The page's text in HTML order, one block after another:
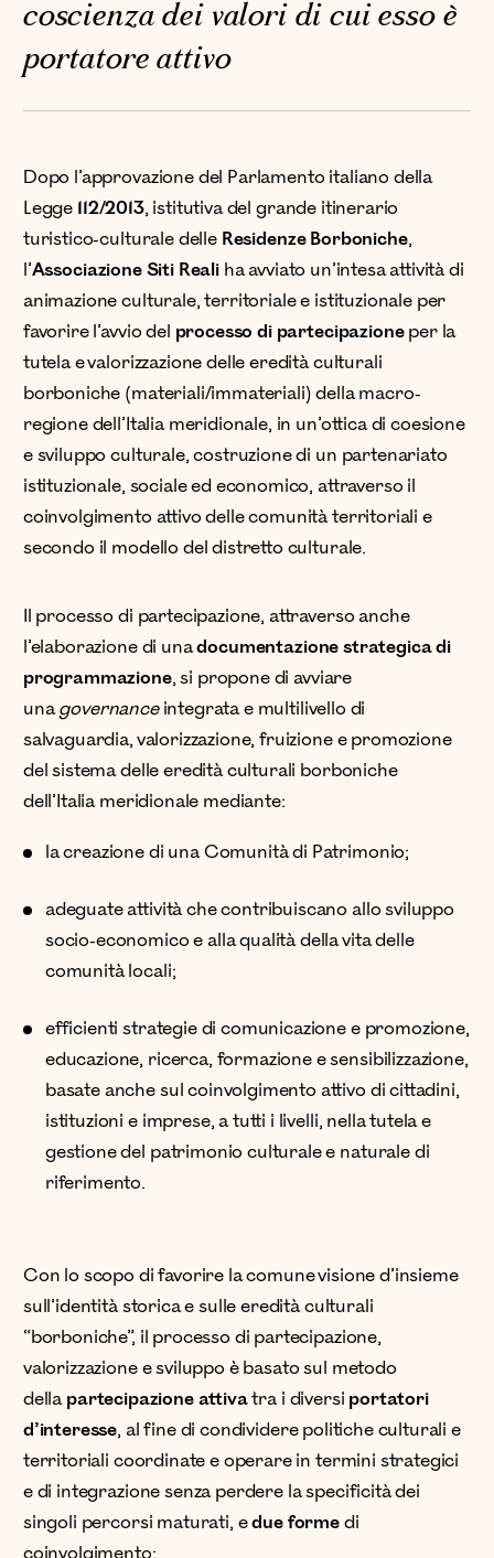
coscienza dei valori di cui esso è
portatore attivo
Dopo l’approvazione del Parlamento italiano della
Legge 112/2013, istitutiva del grande itinerario
turistico-culturale delle Residenze Borboniche,
l’Associazione Siti Reali ha avviato un’intesa attività di
animazione culturale, territoriale e istituzionale per
favorire l’avvio del processo di partecipazioneper la
tutela e valorizzazione delle eredità culturali
borboniche (materiali/immateriali) della macro-
regione dell’Italia meridionale, in un’ottica di coesione
e sviluppo culturale, costruzione di un partenariato
istituzionale, sociale ed economico, attraverso il
coinvolgimento attivo delle comunità territoriali e
secondo il modello del distretto culturale.
Il processo di partecipazione, attraverso anche
l’elaborazione di unadocumentazione strategica di
programmazione, si propone di avviare
unagovernanceintegrata e multilivello di
salvaguardia, valorizzazione, fruizione e promozione
del sistema delle eredità culturali borboniche
dell’Italia meridionale mediante:
la creazione di una Comunità di Patrimonio;
adeguate attività che contribuiscano allo sviluppo
socio-economico e alla qualità della vita delle
comunità locali;
efficienti strategie di comunicazione e promozione,
educazione, ricerca, formazione e sensibilizzazione,
basate anche sul coinvolgimento attivo di cittadini,
istituzioni e imprese, a tutti i livelli, nella tutela e
gestione del patrimonio culturale e naturale di
riferimento.
Con lo scopo di favorire la comune visione d’insieme
sull’identità storica e sulle eredità culturali
“borboniche”, il processo di partecipazione,
valorizzazione e sviluppo è basato sul metodo
della partecipazione attivatra i diversi portatori
d’interesse, al fine di condividere politiche culturali e
territoriali coordinate e operare in termini strategici
e di integrazione senza perdere la specificità dei
singoli percorsi maturati, edue forme di
coinvolgimento: